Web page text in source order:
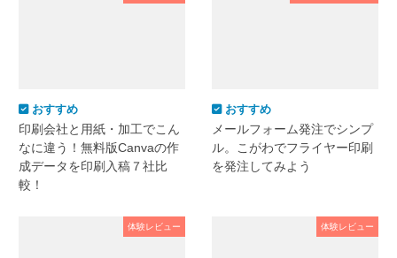
おすすめ
印刷会社と用紙・加工でこん
なに違う！無料版Canvaの作
成データを印刷入稿７社比
較！
おすすめ
メールフォーム発注でシンプ
ル。こがわでフライヤー印刷
を発注してみよう
体験レビュー 体験レビュー